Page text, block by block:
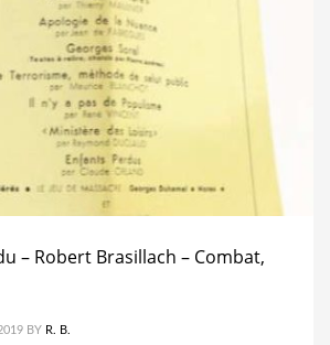
– Robert Brasillach – Combat,
BY R. B.